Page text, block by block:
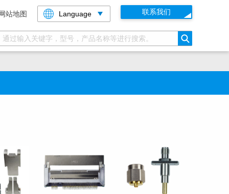
站地图 Language 联系我们